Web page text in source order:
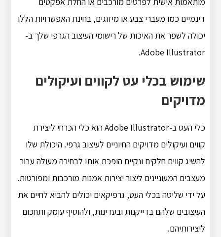
דינמיים כמו מעברי צבע או מיזוגים, בחינת האפשרויות הללו
יכולה לשפר את האיכות של רישומי העיצוב הגרפי שלך ב-
Adobe Illustrator.
שימוש בכלי עט לקווים ועיקולים
מדויקים
כלי העט ב-Adobe Illustrator הוא כלי הכרחי ליצירת
קווים ועיקולים מדויקים החיוניים לעיצוב גרפי. היכולת שלו
להשיג קווים חלקים ונקיים הופכת אותו לבחירה מעולה עבור
מעצבים המעוניינים ליצור יצירות אמנות מורכבות ומפורטות.
על ידי שליטה בכלי העט, גרפיקאים יכולים להביא לחיים את
העיצובים שלהם בדייקנות ובעדינות, ולהוסיף עומק ותחכום
ליצירותיהם.